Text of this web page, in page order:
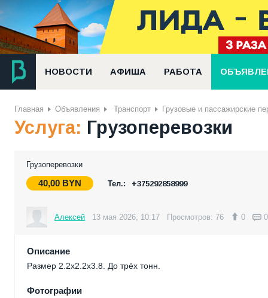
НОВОСТИ АФИША РАБОТА
Главная Объявления Транспорт Грузовые и пассажирские
Услуга: Грузоперевозки
Грузоперевозки
40,00 BYN Тел.: +375292858999
Алексей 13 мая 2026, 10:17 Просмотров: 76 0 0
Описание
Размер 2.2х2.2х3.8. До трёх тонн.
Фотографии